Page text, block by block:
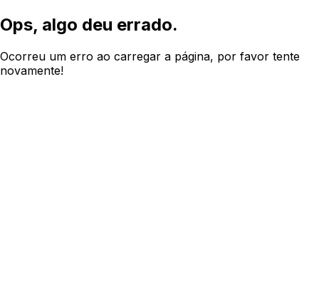
Ops, algo deu errado.
Ocorreu um erro ao carregar a página, por favor tente
novamente!